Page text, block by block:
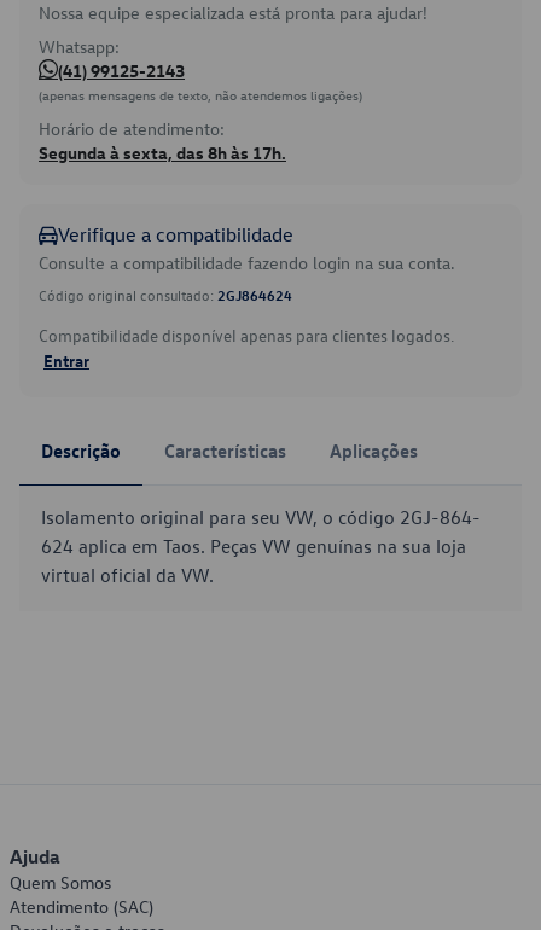
Nossa equipe especializada está pronta para ajudar!
Whatsapp:
(41) 99125-2143
(apenas mensagens de texto, não atendemos ligações)
Horário de atendimento:
Segunda à sexta, das 8h às 17h.
Verifique a compatibilidade
Consulte a compatibilidade fazendo login na sua conta.
Código original consultado: 2GJ864624
Compatibilidade disponível apenas para clientes logados.
Entrar
Descrição Características Aplicações
Isolamento original para seu VW, o código 2GJ-864-
624 aplica em Taos. Peças VW genuínas na sua loja
virtual oficial da VW.
Ajuda
Quem Somos
Atendimento (SAC)